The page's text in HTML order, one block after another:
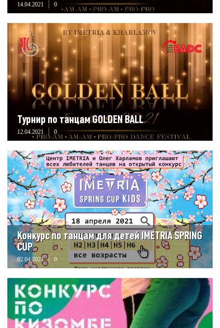
14.04.2021 0
Турнир по танцам GOLDEN BALL
12.04.2021 0
Конкурс по танцам для детей IMETRIA SPRING
CUP
02.04.2021 0